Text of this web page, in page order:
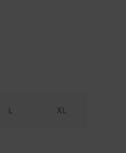
L XL